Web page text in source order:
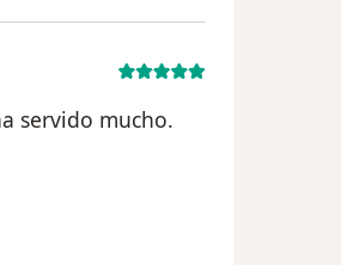
servido mucho.